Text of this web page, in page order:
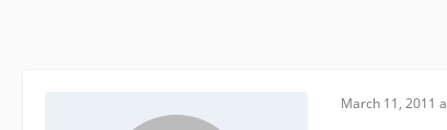
March 11, 2011